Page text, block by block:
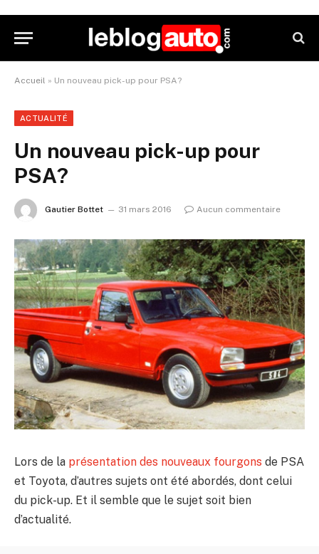
Accueil » Un nouveau pick-up pour PSA?
ACTUALITÉ
Un nouveau pick-up pour
PSA?
Gautier Bottet 31 mars 2016 Aucun commentaire
Lors de la présentation des nouveaux fourgons de PSA
et Toyota, d’autres sujets ont été abordés, dont celui
du pick-up. Et il semble que le sujet soit bien
d’actualité.